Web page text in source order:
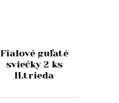
Fialové guľaté
sviečky 2 ks
II.trieda